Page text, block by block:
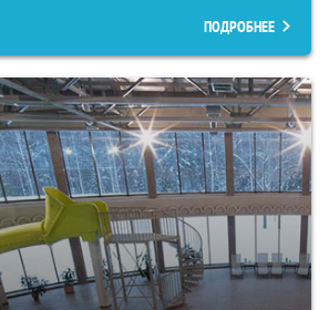
ПОДРОБНЕЕ